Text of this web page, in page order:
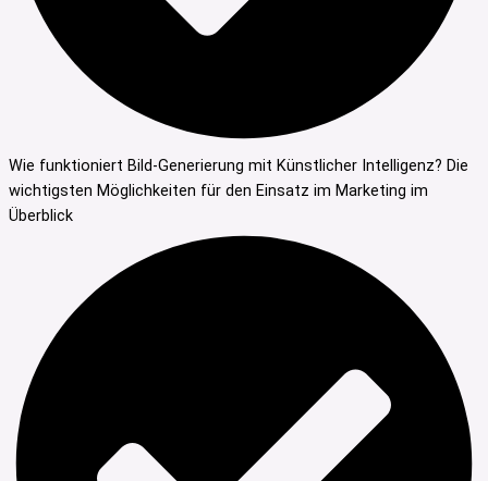
Wie funktioniert Bild-Generierung mit Künstlicher Intelligenz? Die
wichtigsten Möglichkeiten für den Einsatz im Marketing im
Überblick